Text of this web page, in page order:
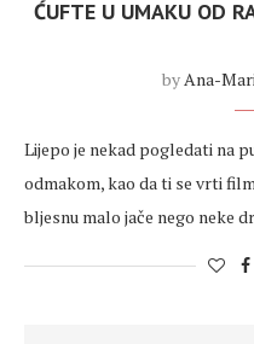
ĆUFTE U UMAKU OD
byAna-
Lijepo je nekad pogledati na
odmakom, kao da ti se vrti
bljesnu malo jače nego neke